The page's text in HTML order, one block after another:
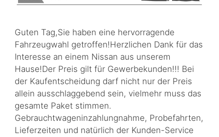
Guten Tag,Sie haben eine hervorragende
Fahrzeugwahl getroffen!Herzlichen Dank für das
Interesse an einem Nissan aus unserem
Hause!Der Preis gilt für Gewerbekunden!!! Bei
der Kaufentscheidung darf nicht nur der Preis
allein ausschlaggebend sein, vielmehr muss das
gesamte Paket stimmen.
Gebrauchtwageninzahlungnahme, Probefahrten,
Lieferzeiten und natürlich der Kunden-Service